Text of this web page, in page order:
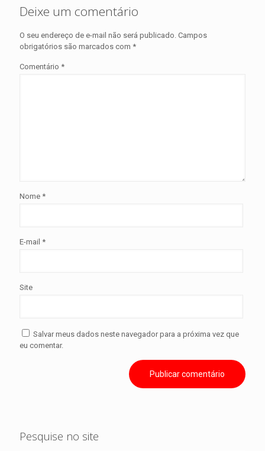
Deixe um comentário
O seu endereço de e-mail não será publicado. Campos
obrigatórios são marcados com *
Comentário *
Nome *
E-mail *
Site
Salvar meus dados neste navegador para a próxima vez que
eu comentar.
Pesquise no site